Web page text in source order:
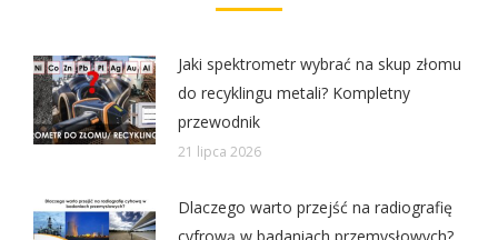
Jaki spektrometr wybrać na skup złomu
do recyklingu metali? Kompletny
przewodnik
21 lipca 2026
Dlaczego warto przejść na radiografię